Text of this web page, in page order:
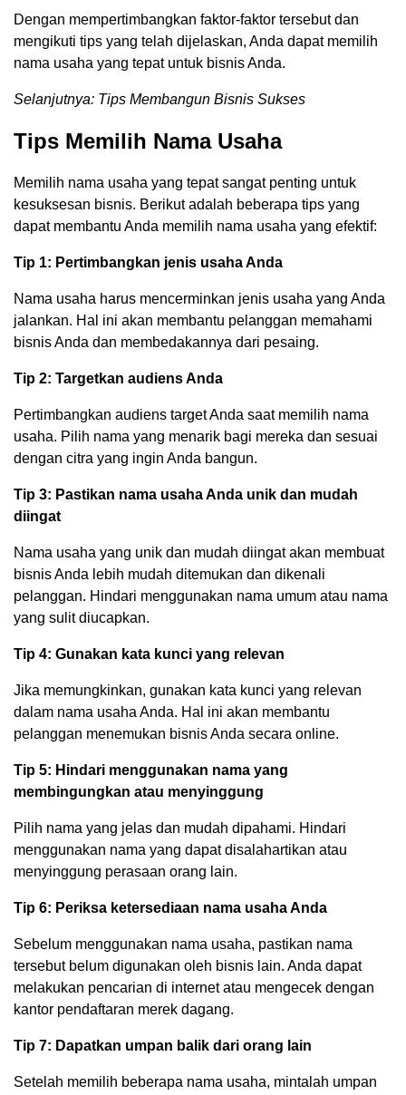
Dengan mempertimbangkan faktor-faktor tersebut dan
mengikuti tips yang telah dijelaskan, Anda dapat memilih
nama usaha yang tepat untuk bisnis Anda.
Selanjutnya: Tips Membangun Bisnis Sukses
Tips Memilih Nama Usaha
Memilih nama usaha yang tepat sangat penting untuk
kesuksesan bisnis. Berikut adalah beberapa tips yang
dapat membantu Anda memilih nama usaha yang efektif:
Tip 1: Pertimbangkan jenis usaha Anda
Nama usaha harus mencerminkan jenis usaha yang Anda
jalankan. Hal ini akan membantu pelanggan memahami
bisnis Anda dan membedakannya dari pesaing.
Tip 2: Targetkan audiens Anda
Pertimbangkan audiens target Anda saat memilih nama
usaha. Pilih nama yang menarik bagi mereka dan sesuai
dengan citra yang ingin Anda bangun.
Tip 3: Pastikan nama usaha Anda unik dan mudah
diingat
Nama usaha yang unik dan mudah diingat akan membuat
bisnis Anda lebih mudah ditemukan dan dikenali
pelanggan. Hindari menggunakan nama umum atau nama
yang sulit diucapkan.
Tip 4: Gunakan kata kunci yang relevan
Jika memungkinkan, gunakan kata kunci yang relevan
dalam nama usaha Anda. Hal ini akan membantu
pelanggan menemukan bisnis Anda secara online.
Tip 5: Hindari menggunakan nama yang
membingungkan atau menyinggung
Pilih nama yang jelas dan mudah dipahami. Hindari
menggunakan nama yang dapat disalahartikan atau
menyinggung perasaan orang lain.
Tip 6: Periksa ketersediaan nama usaha Anda
Sebelum menggunakan nama usaha, pastikan nama
tersebut belum digunakan oleh bisnis lain. Anda dapat
melakukan pencarian di internet atau mengecek dengan
kantor pendaftaran merek dagang.
Tip 7: Dapatkan umpan balik dari orang lain
Setelah memilih beberapa nama usaha, mintalah umpan